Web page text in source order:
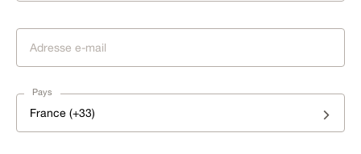
Pays
France (+33)